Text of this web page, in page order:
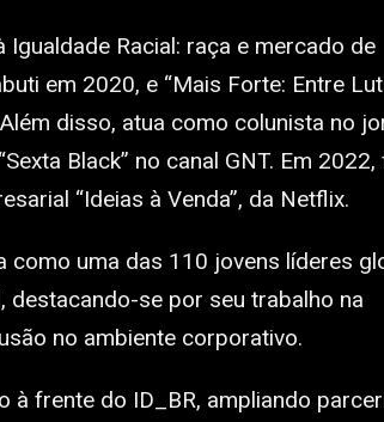
Igualdade Racial: raça e mercado de
em 2020, e “Mais Forte: Entre
disso, atua como colunista no
Black” no canal GNT. Em 2022,
“Ideias à Venda”, da Netflix.
como uma das 110 jovens líderes
destacando-se por seu trabalho na
no ambiente corporativo.
à frente do ID_BR, ampliando